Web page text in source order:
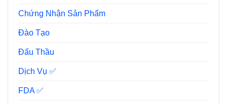
Chứng Nhận Sản Phẩm
Đào Tạo
Đấu Thầu
Dịch Vụ ✅
FDA ✅